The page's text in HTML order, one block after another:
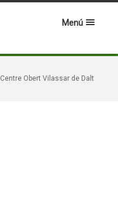
Menú
Centre Obert Vilassar de Dalt